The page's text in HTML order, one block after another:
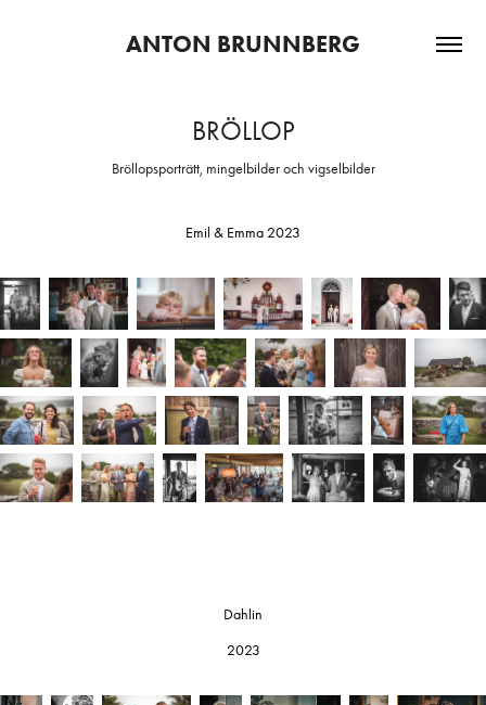
ANTON BRUNNBERG
BRÖLLOP
Bröllopsporträtt, mingelbilder och vigselbilder
Emil & Emma 2023
Dahlin
2023